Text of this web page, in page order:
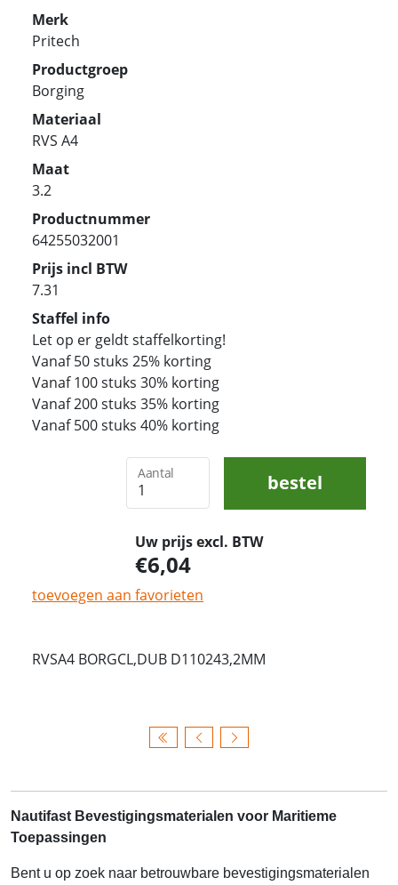
Merk
Pritech
Productgroep
Borging
Materiaal
RVS A4
Maat
3.2
Productnummer
64255032001
Prijs incl BTW
7.31
Staffel info
Let op er geldt staffelkorting!
Vanaf 50 stuks 25% korting
Vanaf 100 stuks 30% korting
Vanaf 200 stuks 35% korting
Vanaf 500 stuks 40% korting
Aantal bestel
Uw prijs excl. BTW
6,04
toevoegen aan favorieten
RVSA4 BORGCL,DUB D110243,2MM
Nautifast Bevestigingsmaterialen voor Maritieme
Toepassingen
Bent u op zoek naar betrouwbare bevestigingsmaterialen